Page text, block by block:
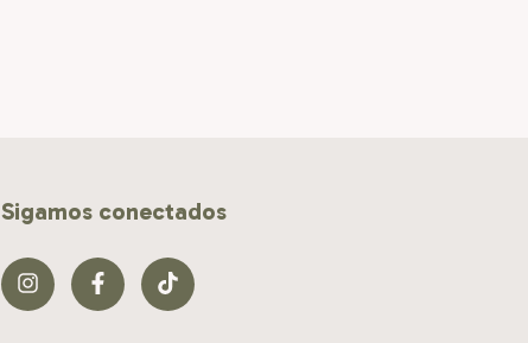
Sigamos conectados